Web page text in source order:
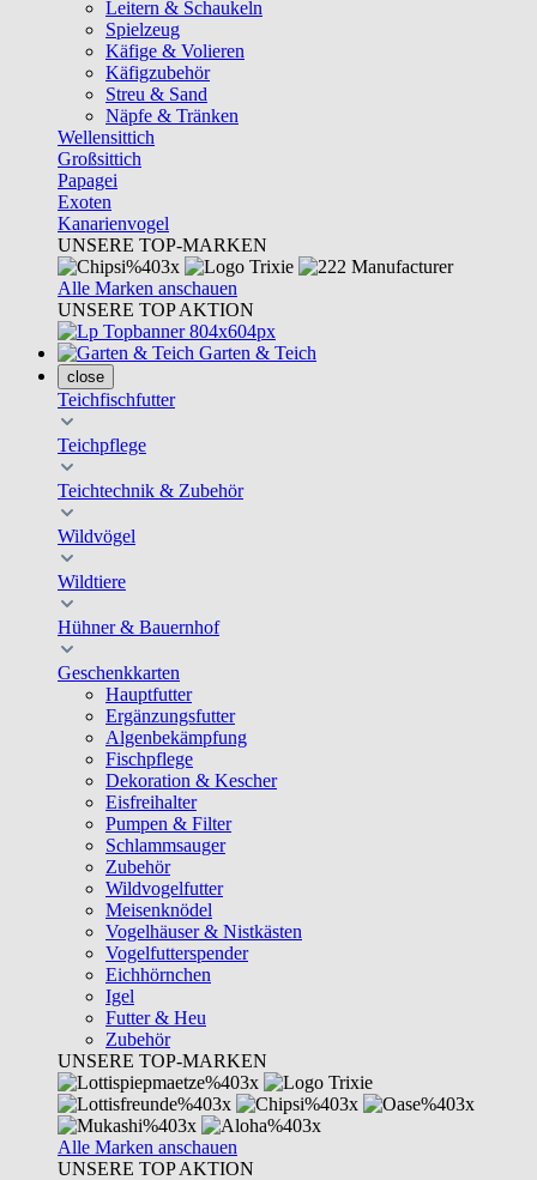
Leitern & Schaukeln
Spielzeug
Käfige & Volieren
Käfigzubehör
Streu & Sand
Näpfe & Tränken
Wellensittich
Großsittich
Papagei
Exoten
Kanarienvogel
UNSERE TOP-MARKEN
Alle Marken anschauen
UNSERE TOP AKTION
Garten & Teich
close
Teichfischfutter
Teichpflege
Teichtechnik & Zubehör
Wildvögel
Wildtiere
Hühner & Bauernhof
Geschenkkarten
Hauptfutter
Ergänzungsfutter
Algenbekämpfung
Fischpflege
Dekoration & Kescher
Eisfreihalter
Pumpen & Filter
Schlammsauger
Zubehör
Wildvogelfutter
Meisenknödel
Vogelhäuser & Nistkästen
Vogelfutterspender
Eichhörnchen
Igel
Futter & Heu
Zubehör
UNSERE TOP-MARKEN
Alle Marken anschauen
UNSERE TOP AKTION